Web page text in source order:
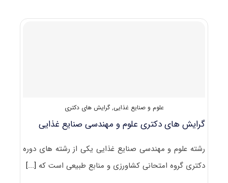
علوم
علوم و صنایع غذایی,گرایش های دکتری
گرایش های دکتری علوم و مهندسی صنایع غذایی
رشته علوم و مهندسی صنایع غذایی یکی از رشته های دوره
دکتری گروه امتحانی کشاورزی و منابع طبیعی است که [...]